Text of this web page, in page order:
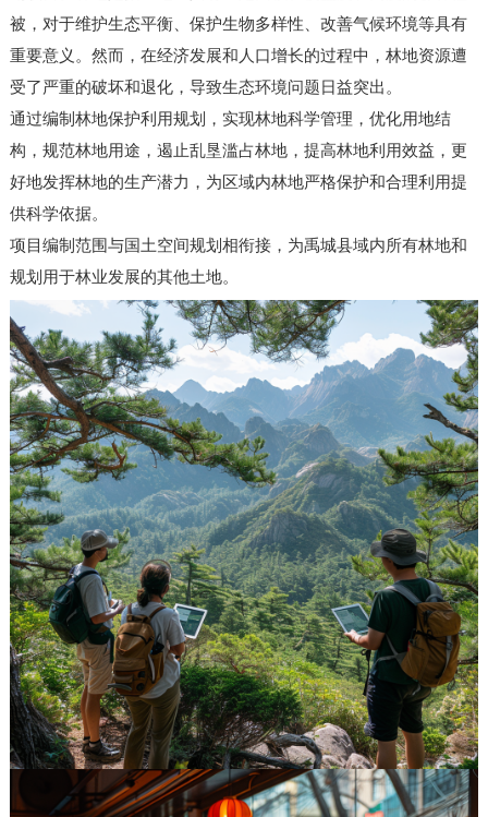
被，对于维护生态平衡、保护生物多样性、改善气候环境等具有
重要意义。然而，在经济发展和人口增长的过程中，林地资源遭
受了严重的破坏和退化，导致生态环境问题日益突出。
通过编制林地保护利用规划，实现林地科学管理，优化用地结
构，规范林地用途，遏止乱垦滥占林地，提高林地利用效益，更
好地发挥林地的生产潜力，为区域内林地严格保护和合理利用提
供科学依据。
项目编制范围与国土空间规划相衔接，为禹城县域内所有林地和
规划用于林业发展的其他土地。